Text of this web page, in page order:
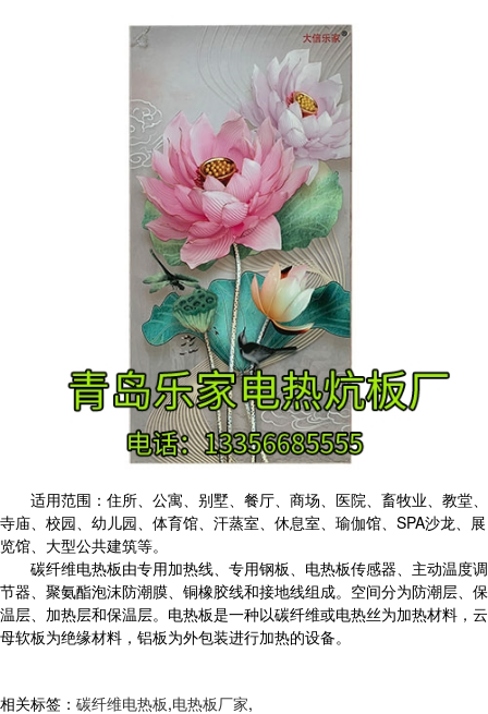
适用范围：住所、公寓、别墅、餐厅、商场、医院、畜牧业、教堂、
寺庙、校园、幼儿园、体育馆、汗蒸室、休息室、瑜伽馆、SPA沙龙、展
览馆、大型公共建筑等。
碳纤维电热板由专用加热线、专用钢板、电热板传感器、主动温度调
节器、聚氨酯泡沫防潮膜、铜橡胶线和接地线组成。空间分为防潮层、保
温层、加热层和保温层。 电热板是一种以碳纤维或电热丝为加热材料，云
母软板为绝缘材料，铝板为外包装进行加热的设备。
相关标签： 碳纤维电热板,电热板厂家,